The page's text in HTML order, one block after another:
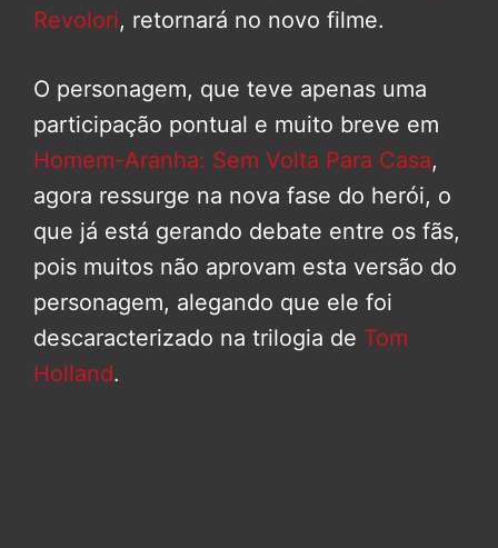
Revolori, retornará no novo filme.
O personagem, que teve apenas uma
participação pontual e muito breve em
Homem-Aranha: Sem Volta Para Casa,
agora ressurge na nova fase do herói, o
que já está gerando debate entre os fãs,
pois muitos não aprovam esta versão do
personagem, alegando que ele foi
descaracterizado na trilogia de Tom
Holland.